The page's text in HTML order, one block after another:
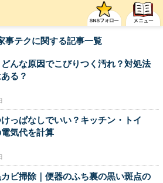
事テクに関する記事一覧
んな原因でこびりつく汚れ？対処法
る？
っぱなしでいい？キッチン・トイ
気代を計算
カビ掃除｜便器のふち裏の黒い斑点の